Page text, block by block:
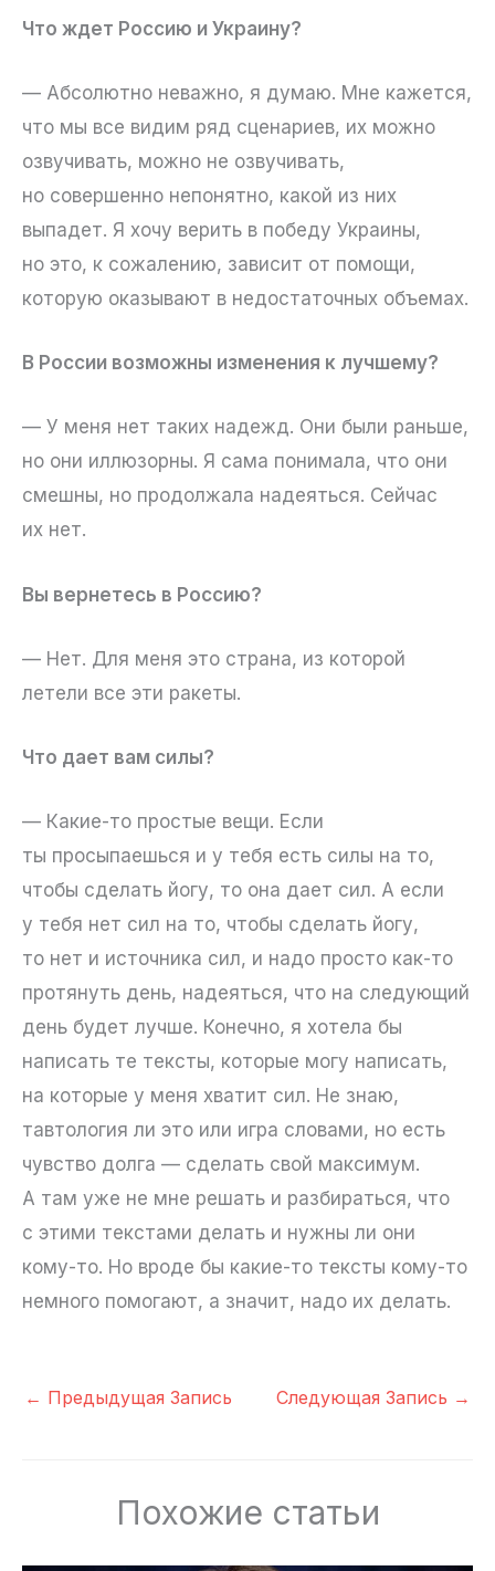
Что ждет Россию и Украину?
— Абсолютно неважно, я думаю. Мне кажется,
что мы все видим ряд сценариев, их можно
озвучивать, можно не озвучивать,
но совершенно непонятно, какой из них
выпадет. Я хочу верить в победу Украины,
но это, к сожалению, зависит от помощи,
которую оказывают в недостаточных объемах.
В России возможны изменения к лучшему?
— У меня нет таких надежд. Они были раньше,
но они иллюзорны. Я сама понимала, что они
смешны, но продолжала надеяться. Сейчас
их нет.
Вы вернетесь в Россию?
— Нет. Для меня это страна, из которой
летели все эти ракеты.
Что дает вам силы?
— Какие-то простые вещи. Если
ты просыпаешься и у тебя есть силы на то,
чтобы сделать йогу, то она дает сил. А если
у тебя нет сил на то, чтобы сделать йогу,
то нет и источника сил, и надо просто как-то
протянуть день, надеяться, что на следующий
день будет лучше. Конечно, я хотела бы
написать те тексты, которые могу написать,
на которые у меня хватит сил. Не знаю,
тавтология ли это или игра словами, но есть
чувство долга — сделать свой максимум.
А там уже не мне решать и разбираться, что
с этими текстами делать и нужны ли они
кому-то. Но вроде бы какие-то тексты кому-то
немного помогают, а значит, надо их делать.
← Предыдущая Запись Следующая Запись →
Похожие статьи